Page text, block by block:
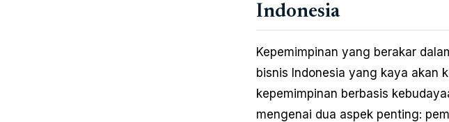
Indonesia
Kepemimpinan yang berakar
bisnis Indonesia yang kaya akan
kepemimpinan berbasis
mengenai dua aspek penting: